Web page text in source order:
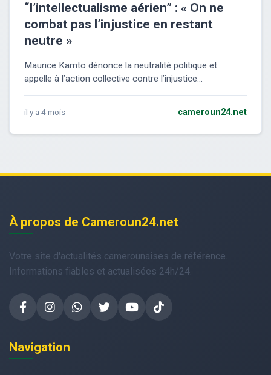
“l’intellectualisme aérien” : « On ne
combat pas l’injustice en restant
neutre »
Maurice Kamto dénonce la neutralité politique et
appelle à l’action collective contre l’injustice...
il y a 4 mois cameroun24.net
À propos de Cameroun24.net
Votre site d'actualités camerounaises de référence.
Informations fiables et actualisées 24h/24.
Navigation